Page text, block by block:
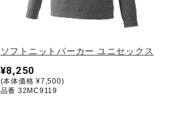
ソフトニットパーカー ユニセックス
¥8,250
(本体価格 ¥7,500)
品番 32MC9119